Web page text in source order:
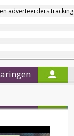
adverteerders tracking
a
a
Nieuwsbrief